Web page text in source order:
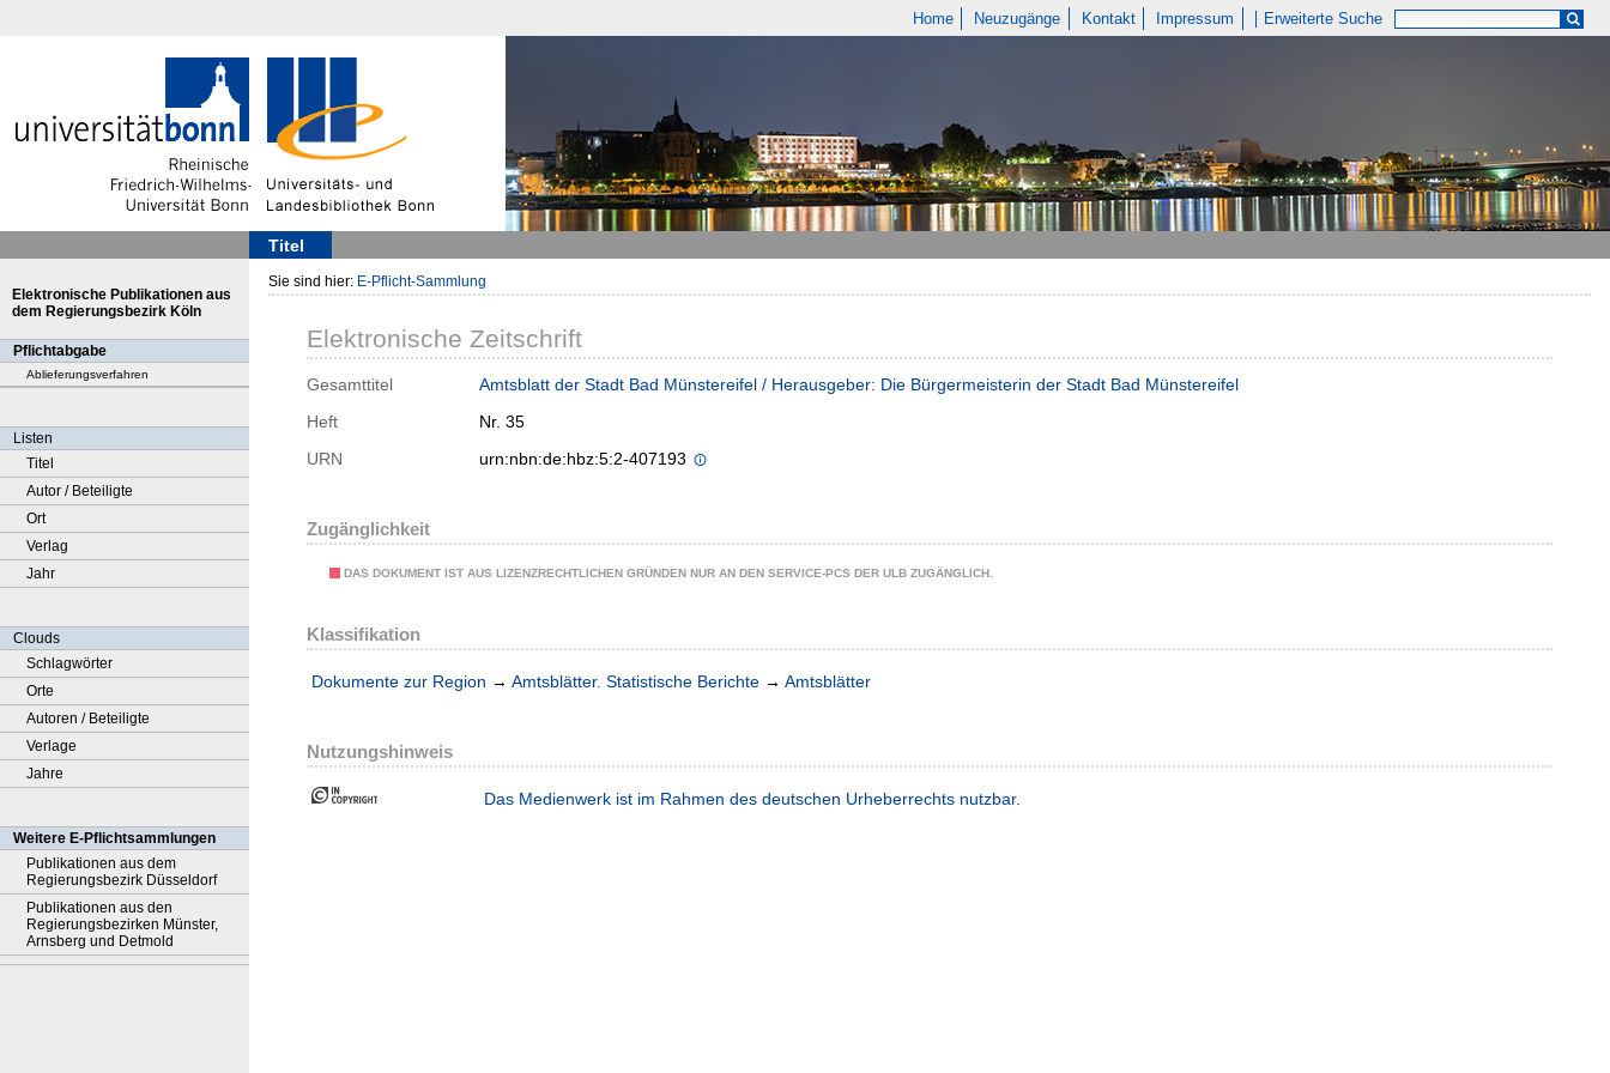
Home Neuzugänge Kontakt Impressum Erweiterte Suche
Titel
Elektronische Publikationen aus
dem Regierungsbezirk Köln
Pflichtabgabe
Ablieferungsverfahren
Listen
Titel
Autor / Beteiligte
Ort
Verlag
Jahr
Clouds
Schlagwörter
Orte
Autoren / Beteiligte
Verlage
Jahre
Weitere E-Pflichtsammlungen
Publikationen aus dem
Regierungsbezirk Düsseldorf
Publikationen aus den
Regierungsbezirken Münster,
Arnsberg und Detmold
Sie sind hier: E-Pflicht-Sammlung
Elektronische Zeitschrift
Gesamttitel
Amtsblatt der Stadt Bad Münstereifel / Herausgeber: Die Bürgermeisterin der Stadt Bad Münstereifel
Heft
Nr. 35
URN
urn:nbn:de:hbz:5:2-407193
Zugänglichkeit
DAS DOKUMENT IST AUS LIZENZRECHTLICHEN GRÜNDEN NUR AN DEN SERVICE-PCS DER ULB ZUGÄNGLICH.
Klassifikation
Dokumente zur Region → Amtsblätter. Statistische Berichte → Amtsblätter
Nutzungshinweis
Das Medienwerk ist im Rahmen des deutschen Urheberrechts nutzbar.